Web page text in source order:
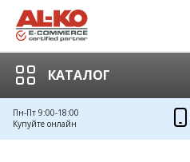
КАТАЛОГ
Пн-Пт 9:00-18:00
Купуйте онлайн